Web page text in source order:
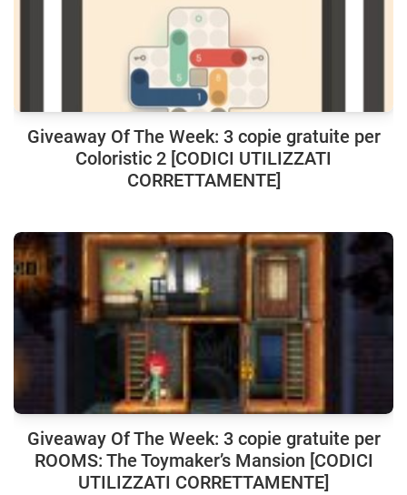
Giveaway Of The Week: 3 copie gratuite per
Coloristic 2 [CODICI UTILIZZATI
CORRETTAMENTE]
Giveaway Of The Week: 3 copie gratuite per
ROOMS: The Toymaker’s Mansion [CODICI
UTILIZZATI CORRETTAMENTE]